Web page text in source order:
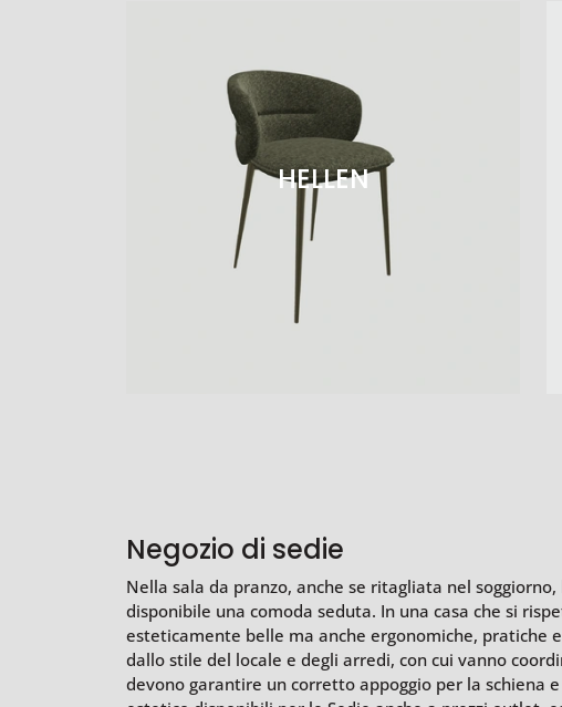
HELLEN
Negozio di sedie
Nella sala da pranzo, anche se ritagliata nel
disponibile una comoda seduta. In una casa che si
esteticamente belle ma anche ergonomiche,
dallo stile del locale e degli arredi, con cui vanno
devono garantire un corretto appoggio per la schiena